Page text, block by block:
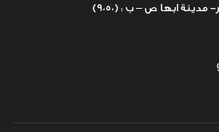
ابها ص – ب : (9050)